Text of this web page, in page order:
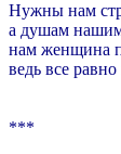
Нужны нам
а душам
нам женщина
ведь все
***